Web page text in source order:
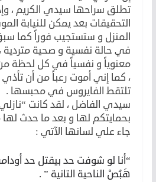
تطلق سراحها سيدي الكريم ،
التحقيقات بعد يمكن للنيابة
المنزل و ستستجيب فوراً كما
في حالة نفسية و صحية متردية
معنوياً و نفسياً في كل لحظة من
، كما إني أموت رعباً من أن
تلتقط الفايروس في محبسها .
سيدي الفاضل ، لقد كانت
بحمايتكم لها و بعد ما حدث
جاء علي لسانها الآتي :
“أنا لو شوفت حد بيقتل حد
هَبُصْ الناحية التانية ” .